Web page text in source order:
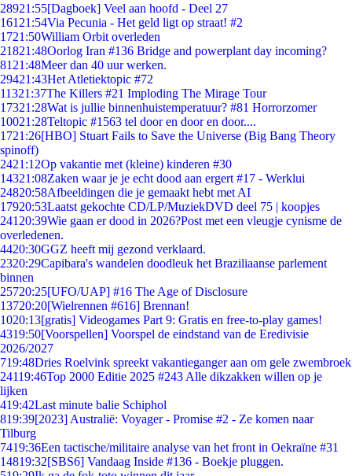
28921:55[Dagboek] Veel aan hoofd - Deel 27
161 21:54Via Pecunia - Het geld ligt op straat! #2
1721:50William Orbit overleden
21821:48Oorlog Iran #136 Bridge and powerplant day incoming?
81 21:48Meer dan 40 uur werken.
29421:43Het Atletiektopic #72
11321:37The Killers #21 Imploding The Mirage Tour
17321:28Wat is jullie binnenhuistemperatuur? #81 Horrorzomer
10021:28Teltopic #1563 tel door en door en door....
1721:26[HBO] Stuart Fails to Save the Universe (Big Bang Theory
spinoff)
2421:12Op vakantie met (kleine) kinderen #30
14321:08Zaken waar je je echt dood aan ergert #17 - Werklui
24820:58Afbeeldingen die je gemaakt hebt met AI
17920:53Laatst gekochte CD/LP/MuziekDVD deel 75 | koopjes
241 20:39Wie gaan er dood in 2026?Post met een vleugje cynisme de
overledenen.
4420:30GGZ heeft mij gezond verklaard.
2320:29Capibara's wandelen doodleuk het Braziliaanse parlement
binnen
25720:25[UFO/UAP] #16 The Age of Disclosure
13720:20[Wielrennen #616] Brennan!
1020:13[gratis] Videogames Part 9: Gratis en free-to-play games!
4319:50[Voorspellen] Voorspel de eindstand van de Eredivisie
2026/2027
719:48Dries Roelvink spreekt vakantieganger aan om gele zwembroek
24119:46Top 2000 Editie 2025 #243 Alle dikzakken willen op je
lijken
419:42Last minute balie Schiphol
819:39[2023] Australië: Voyager - Promise #2 - Ze komen naar
Tilburg
7419:36Een tactische/militaire analyse van het front in Oekraïne #31
14819:32[SBS6] Vandaag Inside #136 - Boekje pluggen.